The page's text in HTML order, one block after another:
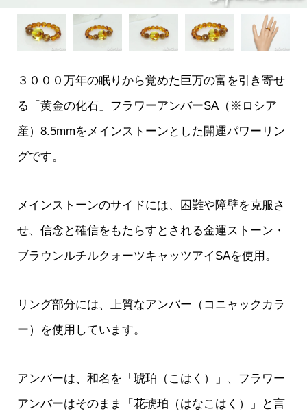
３０００万年の眠りから覚めた巨万の富を引き寄せ
る「黄金の化石」フラワーアンバーSA（※ロシア
産）8.5mmをメインストーンとした開運パワーリン
グです。
メインストーンのサイドには、困難や障壁を克服さ
せ、信念と確信をもたらすとされる金運ストーン・
ブラウンルチルクォーツキャッツアイSAを使用。
リング部分には、上質なアンバー（コニャックカラ
ー）を使用しています。
アンバーは、和名を「琥珀（こはく）」、フラワー
アンバーはそのまま「花琥珀（はなこはく）」と言